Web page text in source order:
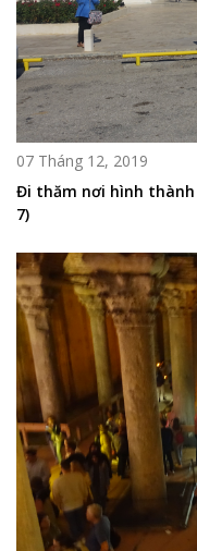
07 Tháng 12, 2019
Đi thăm nơi hình thành
7)